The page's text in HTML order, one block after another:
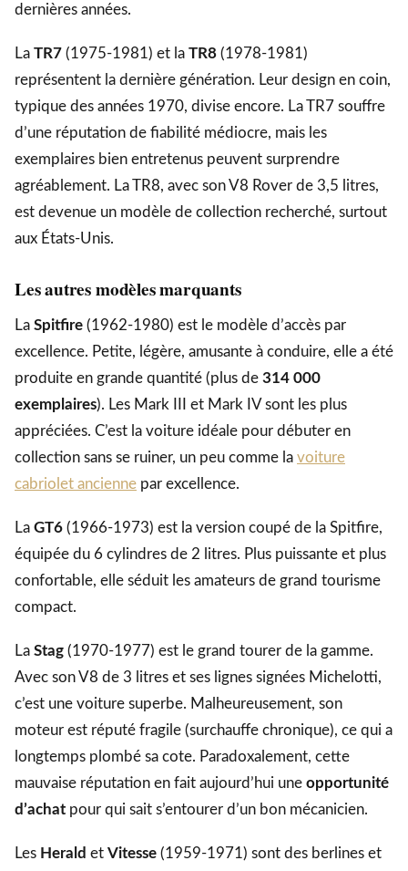
dernières années.
La TR7 (1975-1981) et la TR8 (1978-1981)
représentent la dernière génération. Leur design en coin,
typique des années 1970, divise encore. La TR7 souffre
d’une réputation de fiabilité médiocre, mais les
exemplaires bien entretenus peuvent surprendre
agréablement. La TR8, avec son V8 Rover de 3,5 litres,
est devenue un modèle de collection recherché, surtout
aux États-Unis.
Les autres modèles marquants
La Spitfire (1962-1980) est le modèle d’accès par
excellence. Petite, légère, amusante à conduire, elle a été
produite en grande quantité (plus de 314 000
exemplaires). Les Mark III et Mark IV sont les plus
appréciées. C’est la voiture idéale pour débuter en
collection sans se ruiner, un peu comme la voiture
cabriolet ancienne par excellence.
La GT6 (1966-1973) est la version coupé de la Spitfire,
équipée du 6 cylindres de 2 litres. Plus puissante et plus
confortable, elle séduit les amateurs de grand tourisme
compact.
La Stag (1970-1977) est le grand tourer de la gamme.
Avec son V8 de 3 litres et ses lignes signées Michelotti,
c’est une voiture superbe. Malheureusement, son
moteur est réputé fragile (surchauffe chronique), ce qui a
longtemps plombé sa cote. Paradoxalement, cette
mauvaise réputation en fait aujourd’hui une opportunité
d’achat pour qui sait s’entourer d’un bon mécanicien.
Les Herald et Vitesse (1959-1971) sont des berlines et